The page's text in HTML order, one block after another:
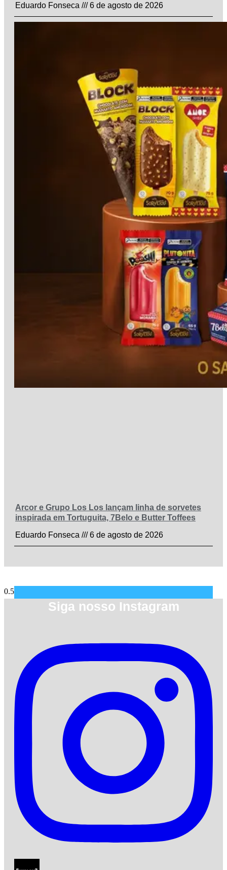
Eduardo Fonseca
6 de agosto de 2026
Arcor e Grupo Los Los lançam linha de sorvetes
inspirada em Tortuguita, 7Belo e Butter Toffees
Eduardo Fonseca
6 de agosto de 2026
Siga nosso Instagram